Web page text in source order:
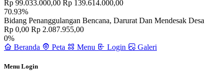
Rp 99.033.000,00 Rp 139.614.000,00
70.93%
Bidang Penanggulangan Bencana, Darurat Dan Mendesak Desa
Rp 0,00 Rp 2.087.955,00
0%
Beranda
Peta Menu Login Galeri
Menu Login